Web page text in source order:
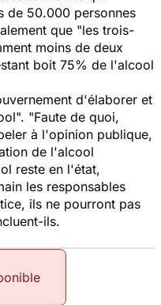
de 50.000 personnes
que "les trois-
moins de deux
boit 75% de l'alcool
d'élaborer et
"Faute de quoi,
à l'opinion publique,
de l'alcool
reste en l'état,
les responsables
ils ne pourront pas
ils.